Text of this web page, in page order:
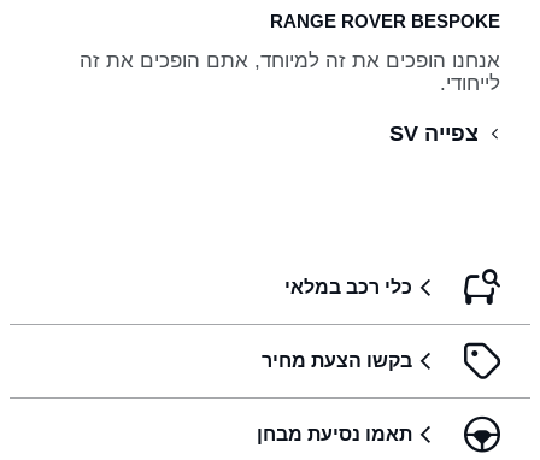
RANGE ROVER BESPOKE
אנחנו הופכים את זה למיוחד, אתם הופכים את זה
לייחודי.
צפייה SV
כלי רכב במלאי
בקשו הצעת מחיר
תאמו נסיעת מבחן